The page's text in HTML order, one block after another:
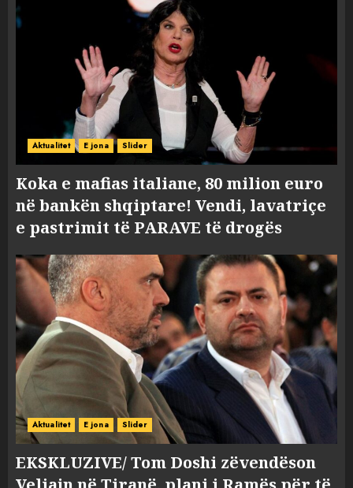
Aktualitet E jona Slider
Koka e mafias italiane, 80 milion euro
në bankën shqiptare! Vendi, lavatriçe
e pastrimit të PARAVE të drogës
Aktualitet E jona Slider
EKSKLUZIVE/ Tom Doshi zëvendëson